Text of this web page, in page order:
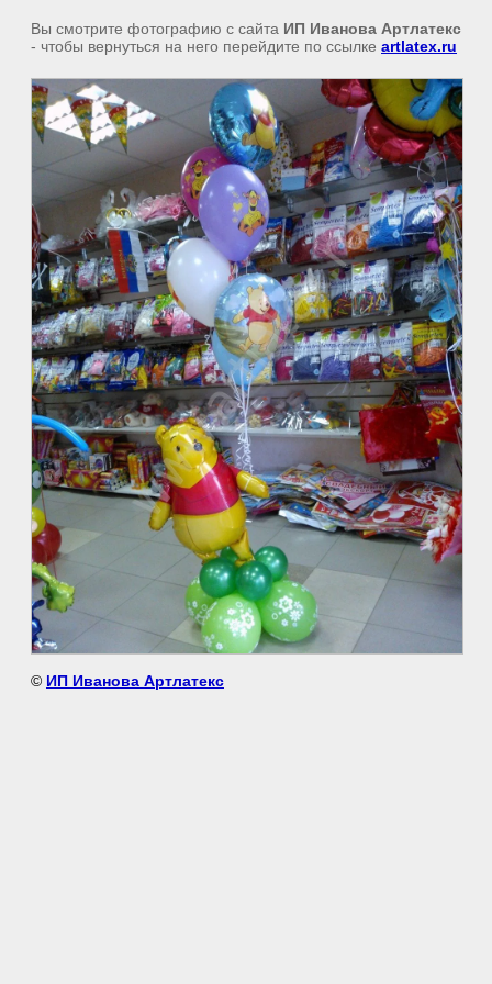
Вы смотрите фотографию с сайта ИП Иванова Артлатекс
- чтобы вернуться на него перейдите по ссылке artlatex.ru
© ИП Иванова Артлатекс